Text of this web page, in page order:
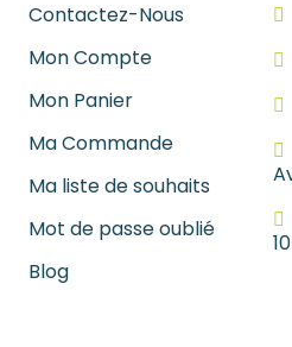
Contactez-Nous
Mon Compte
Mon Panier
Ma Commande
Ma liste de souhaits
Mot de passe oublié
Blog